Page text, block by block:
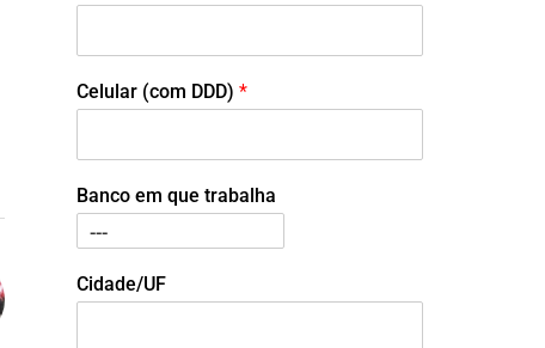
Celular (com DDD) *
Banco em que trabalha
Cidade/UF